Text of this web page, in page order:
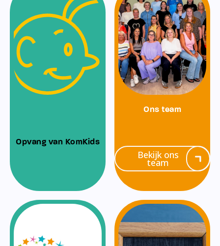
Opvang van KomKids
Ons team
Bekijk ons
team